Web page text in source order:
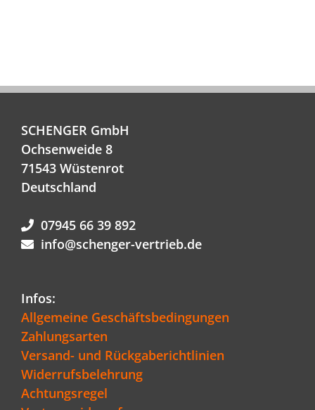
SCHENGER GmbH
Ochsenweide 8
71543 Wüstenrot
Deutschland
07945 66 39 892
info@schenger-vertrieb.de
Infos:
Allgemeine Geschäftsbedingungen
Zahlungsarten
Versand- und Rückgaberichtlinien
Widerrufsbelehrung
Achtungsregel